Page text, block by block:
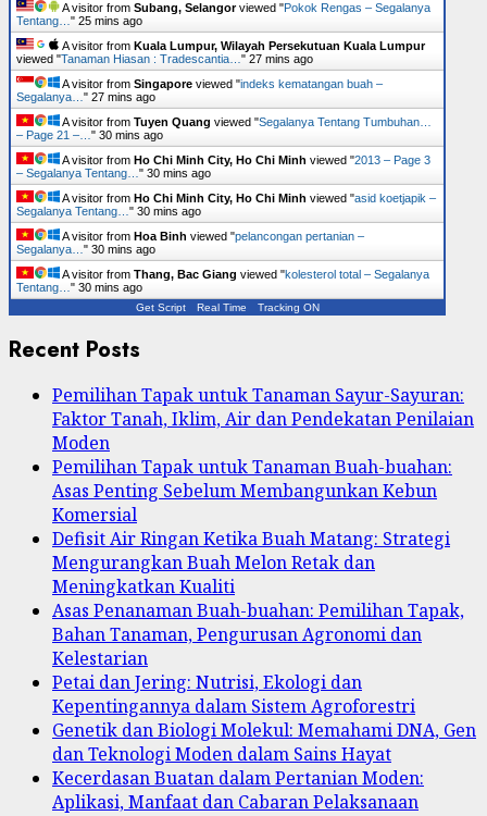
A visitor from Subang, Selangorviewed "Pokok Rengas – Segalanya
Tentang… " 25 mins ago
A visitor from Kuala Lumpur, Wilayah Persekutuan Kuala Lumpur
viewed "Tanaman Hiasan : Tradescantia… " 27 mins ago
A visitor from Singapore viewed "indeks kematangan buah –
Segalanya… " 27 mins ago
A visitor from Tuyen Quang viewed "Segalanya Tentang Tumbuhan…
– Page 21 –… " 30 mins ago
A visitor from Ho Chi Minh City, Ho Chi Minh viewed "2013 – Page 3
– Segalanya Tentang… " 30 mins ago
A visitor from Ho Chi Minh City, Ho Chi Minh viewed "asid koetjapik –
Segalanya Tentang… " 30 mins ago
A visitor from Hoa Binh viewed "pelancongan pertanian –
Segalanya… " 30 mins ago
A visitor from Thang, Bac Giang viewed "kolesterol total – Segalanya
Tentang… " 30 mins ago
Get Script Real Time Tracking ON
Recent Posts
Pemilihan Tapak untuk Tanaman Sayur-Sayuran:
Faktor Tanah, Iklim, Air dan Pendekatan Penilaian
Moden
Pemilihan Tapak untuk Tanaman Buah-buahan:
Asas Penting Sebelum Membangunkan Kebun
Komersial
Defisit Air Ringan Ketika Buah Matang: Strategi
Mengurangkan Buah Melon Retak dan
Meningkatkan Kualiti
Asas Penanaman Buah-buahan: Pemilihan Tapak,
Bahan Tanaman, Pengurusan Agronomi dan
Kelestarian
Petai dan Jering: Nutrisi, Ekologi dan
Kepentingannya dalam Sistem Agroforestri
Genetik dan Biologi Molekul: Memahami DNA, Gen
dan Teknologi Moden dalam Sains Hayat
Kecerdasan Buatan dalam Pertanian Moden:
Aplikasi, Manfaat dan Cabaran Pelaksanaan